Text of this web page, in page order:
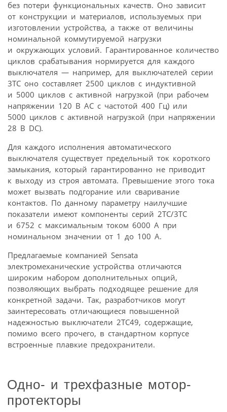
без потери функциональных качеств. Оно зависит
от конструкции и материалов, используемых при
изготовлении устройства, а также от величины
номинальной коммутируемой нагрузки
и окружающих условий. Гарантированное количество
циклов срабатывания нормируется для каждого
выключателя — например, для выключателей серии
3TC оно составляет 2500 циклов с индуктивной
и 5000 циклов с активной нагрузкой (при рабочем
напряжении 120 В AC с частотой 400 Гц) или
5000 циклов с активной нагрузкой (при напряжении
28 В DC).
Для каждого исполнения автоматического
выключателя существует предельный ток короткого
замыкания, который гарантированно не приводит
к выходу из строя автомата. Превышение этого тока
может вызвать подгорание или сваривание
контактов. По данному параметру наилучшие
показатели имеют компоненты серий 2TC/3TC
и 6752 с максимальным током 6000 А при
номинальном значении от 1 до 100 А.
Предлагаемые компанией Sensata
электромеханические устройства отличаются
широким набором дополнительных опций,
позволяющих выбрать подходящее решение для
конкретной задачи. Так, разработчиков могут
заинтересовать отличающиеся повышенной
надежностью выключатели 2TC49, содержащие,
помимо всего прочего, в стандартном корпусе
встроенные плавкие предохранители.
Одно- и трехфазные мотор-
протекторы